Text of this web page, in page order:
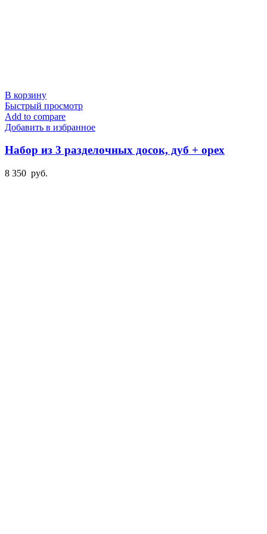
В корзину
Быстрый просмотр
Add to compare
Добавить в избранное
Набор из 3 разделочных досок, дуб + орех
8 350 руб.